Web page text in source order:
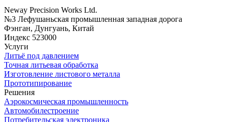
Neway Precision Works Ltd.
№3 Лефушаньская промышленная западная дорога
Фэнган, Дунгуань, Китай
Индекс 523000
Услуги
Литьё под давлением
Точная литьевая обработка
Изготовление листового металла
Прототипирование
Решения
Аэрокосмическая промышленность
Автомобилестроение
Потребительская электроника